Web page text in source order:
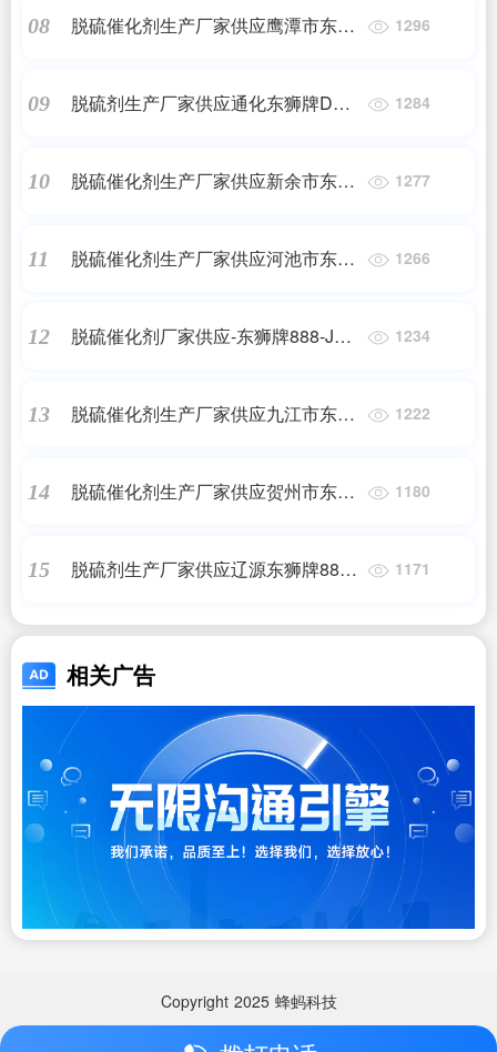
08
脱硫催化剂生产厂家供应鹰潭市东狮
1296
09
脱硫剂生产厂家供应通化东狮牌DSH
1284
10
脱硫催化剂生产厂家供应新余市东狮
1277
11
脱硫催化剂生产厂家供应河池市东狮
1266
12
脱硫催化剂厂家供应-东狮牌888-JDS
1234
13
脱硫催化剂生产厂家供应九江市东狮
1222
14
脱硫催化剂生产厂家供应贺州市东狮
1180
15
脱硫剂生产厂家供应辽源东狮牌888
1171
相关广告
Copyright 2025 蜂蚂科技